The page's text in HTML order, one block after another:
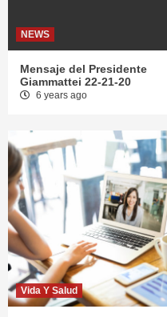
NEWS
Mensaje del Presidente
Giammattei 22-21-20
6 years ago
Vida Y Salud